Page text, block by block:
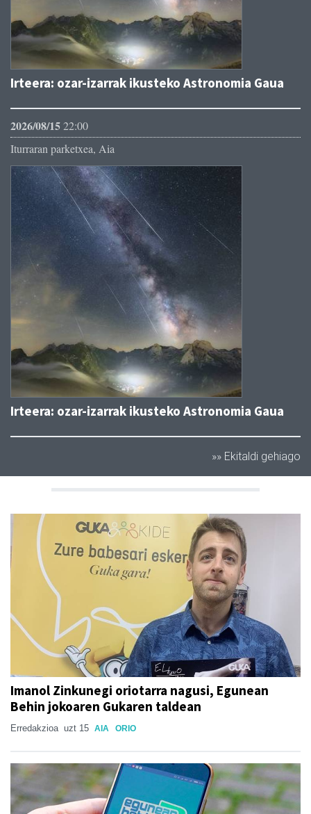
Irteera: ozar-izarrak ikusteko Astronomia Gaua
2026/08/1522:00
Iturraran parketxea, Aia
Irteera: ozar-izarrak ikusteko Astronomia Gaua
»» Ekitaldi gehiago
Imanol Zinkunegi oriotarra nagusi, Egunean
Behin jokoaren Gukaren taldean
Erredakzioa uzt 15 AIA ORIO